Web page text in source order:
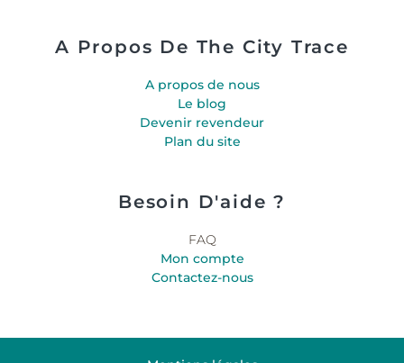
A Propos De The City Trace
A propos de nous
Le blog
Devenir revendeur
Plan du site
Besoin D'aide ?
FAQ
Mon compte
Contactez-nous